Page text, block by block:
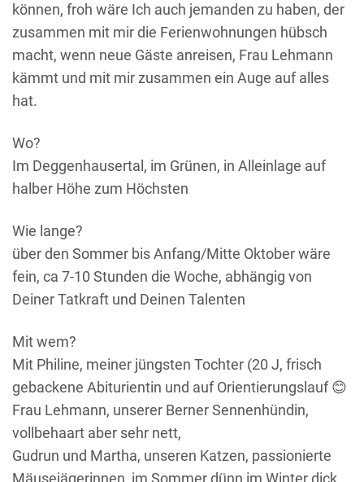
können, froh wäre Ich auch jemanden zu haben, der
zusammen mit mir die Ferienwohnungen hübsch
macht, wenn neue Gäste anreisen, Frau Lehmann
kämmt und mit mir zusammen ein Auge auf alles
hat.
Wo?
Im Deggenhausertal, im Grünen, in Alleinlage auf
halber Höhe zum Höchsten
Wie lange?
über den Sommer bis Anfang/Mitte Oktober wäre
fein, ca 7-10 Stunden die Woche, abhängig von
Deiner Tatkraft und Deinen Talenten
Mit wem?
Mit Philine, meiner jüngsten Tochter (20 J, frisch
gebackene Abiturientin und auf Orientierungslauf 😊
Frau Lehmann, unserer Berner Sennenhündin,
vollbehaart aber sehr nett,
Gudrun und Martha, unseren Katzen, passionierte
Mäusejägerinnen, im Sommer dünn im Winter dick